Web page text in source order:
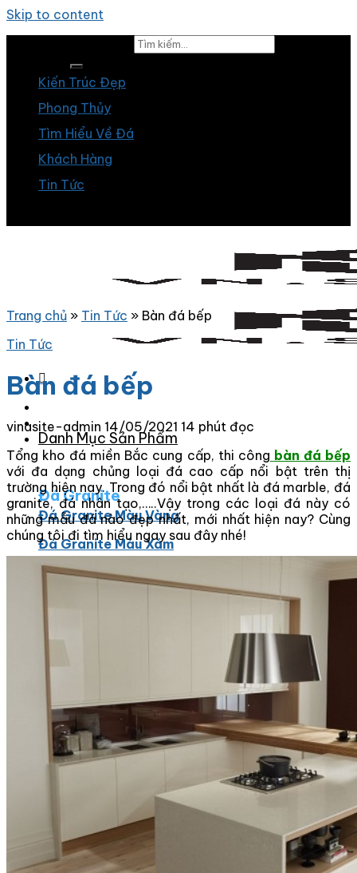
Skip to content
Kiến Trúc Đẹp
Phong Thủy
Tìm Hiểu Về Đá
Khách Hàng
Tin Tức
Danh Mục Sản Phẩm
Đá Granite
Đá Granite Màu Vàng
Đá Granite Màu Xám
Đá Granite Màu Đen
Đá Granite Màu Nâu
Đá Granite Màu Đỏ
Đá Marble
Đá Marble Màu Kem
Đá Marble Màu Nâu
Đá Marble Màu Đen
Đá Marble Màu Đỏ
Đá Marble Màu Vàng
Trang chủ » Tin Tức » Bàn đá bếp
Tin Tức
Bàn đá bếp
vinasite-admin 14/05/2021 14 phút đọc
Tổng kho đá miền Bắc cung cấp, thi công bàn đá bếp
với đa dạng chủng loại đá cao cấp nổi bật trên thị
trường hiện nay. Trong đó nổi bật nhất là đá marble, đá
granite, đá nhân tạo,…..Vậy trong các loại đá này có
những mẫu đá nào đẹp nhất, mới nhất hiện nay? Cùng
chúng tôi đi tìm hiểu ngay sau đây nhé!